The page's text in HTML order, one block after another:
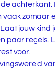
achterkant.
vaak zomaar
jouw kind
paar regels.
voor.